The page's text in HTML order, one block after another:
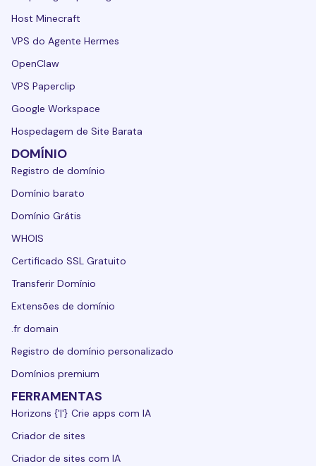
Host Minecraft
VPS do Agente Hermes
OpenClaw
VPS Paperclip
Google Workspace
Hospedagem de Site Barata
DOMÍNIO
Registro de domínio
Domínio barato
Domínio Grátis
WHOIS
Certificado SSL Gratuito
Transferir Domínio
Extensões de domínio
.fr domain
Registro de domínio personalizado
Domínios premium
FERRAMENTAS
Horizons {'|'} Crie apps com IA
Criador de sites
Criador de sites com IA